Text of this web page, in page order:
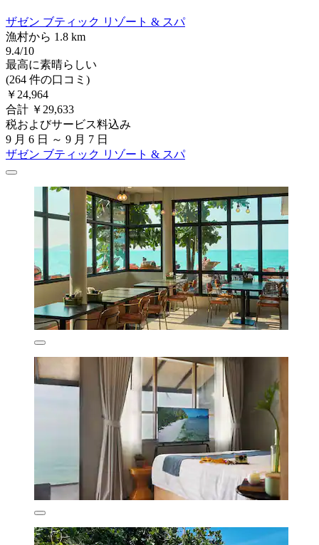
ザゼン ブティック リゾート & スパ
漁村から 1.8 km
9.4/10
最高に素晴らしい
(264 件の口コミ)
￥24,964
合計 ￥29,633
税およびサービス料込み
9 月 6 日 ～ 9 月 7 日
ザゼン ブティック リゾート & スパ